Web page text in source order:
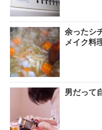
余ったシ
メイク料
男だって